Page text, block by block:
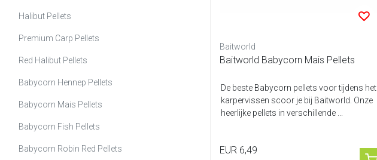
Halibut Pellets
Premium Carp Pellets
Red Halibut Pellets
Babycorn Hennep Pellets
Babycorn Mais Pellets
Babycorn Fish Pellets
Babycorn Robin Red Pellets
Baitworld
Baitworld Babycorn Mais Pellets
De beste Babycorn pellets voor tijdens het
karpervissen scoor je bij Baitworld. Onze
heerlijke pellets in verschillende ...
EUR 6,49